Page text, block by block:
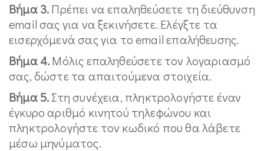
Βήμα 3.Πρέπει να επαληθεύσετε τη διεύθυνση
email σας για να ξεκινήσετε. Ελέγξτε τα
εισερχόμενά σας για το email επαλήθευσης.
Βήμα 4.Μόλις επαληθεύσετε τον λογαριασμό
σας, δώστε τα απαιτούμενα στοιχεία.
Βήμα 5.Στη συνέχεια, πληκτρολογήστε έναν
έγκυρο αριθμό κινητού τηλεφώνου και
πληκτρολογήστε τον κωδικό που θα λάβετε
μέσω μηνύματος.